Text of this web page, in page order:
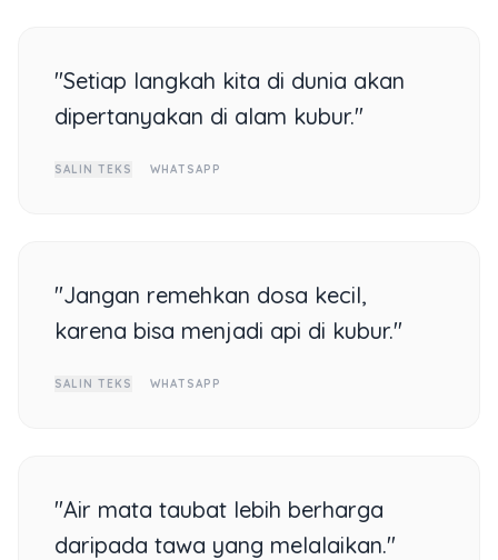
"Setiap langkah kita di dunia akan
dipertanyakan di alam kubur."
SALIN TEKS WHATSAPP
"Jangan remehkan dosa kecil,
karena bisa menjadi api di kubur."
SALIN TEKS WHATSAPP
"Air mata taubat lebih berharga
daripada tawa yang melalaikan."